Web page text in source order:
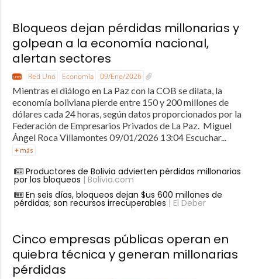
Bloqueos dejan pérdidas millonarias y
golpean a la economía nacional,
alertan sectores
Red Uno Economía 09/Ene/2026
Mientras el diálogo en La Paz con la COB se dilata, la
economía boliviana pierde entre 150 y 200 millones de
dólares cada 24 horas, según datos proporcionados por la
Federación de Empresarios Privados de La Paz. Miguel
Ángel Roca Villamontes 09/01/2026 13:04 Escuchar...
+ más
Productores de Bolivia advierten pérdidas millonarias
por los bloqueos | Bolivia.com
En seis días, bloqueos dejan $us 600 millones de
pérdidas; son recursos irrecuperables | El Deber
Cinco empresas públicas operan en
quiebra técnica y generan millonarias
pérdidas